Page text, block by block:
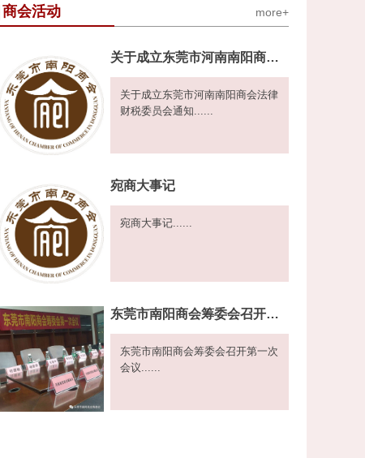
商会活动 more+
关于成立东莞市河南南阳商会法律财税委员会通知
关于成立东莞市河南南阳商会法律
财税委员会通知......
宛商大事记
宛商大事记......
东莞市南阳商会筹委会召开第一次会议
东莞市南阳商会筹委会召开第一次
会议......